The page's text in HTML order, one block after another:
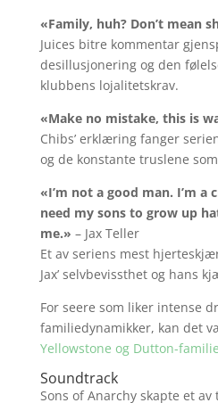
«Family, huh? Don’t mean
Juices bitre kommentar
desillusjonering og den
klubbens lojalitetskrav.
«Make no mistake, this is
Chibs’ erklæring fanger
og de konstante truslene
«I’m not a good man. I’m a
need my sons to grow up
me.» – Jax Teller
Et av seriens mest
Jax’ selvbevissthet og hans
For seere som liker intense
familiedynamikker, kan det
Yellowstone og Dutton-
Soundtrack
Sons of Anarchy skapte et